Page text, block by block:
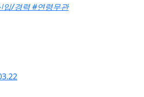
입/경력#연령무관